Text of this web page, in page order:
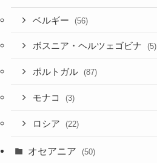
ベルギー (56)
ボスニア・ヘルツェゴビナ (5)
ポルトガル (87)
モナコ (3)
ロシア (22)
オセアニア (50)